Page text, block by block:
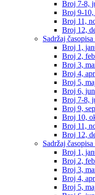
Broj 7-8,
Broj 9-10,
Broj 11,
Broj 12,
Sadržaj
Broj 1,
Broj 2,
Broj 3,
Broj 4,
Broj 5,
Broj 6,
Broj 7-8,
Broj 9,
Broj 10,
Broj 11,
Broj 12,
Sadržaj
Broj 1,
Broj 2,
Broj 3,
Broj 4,
Broj 5,